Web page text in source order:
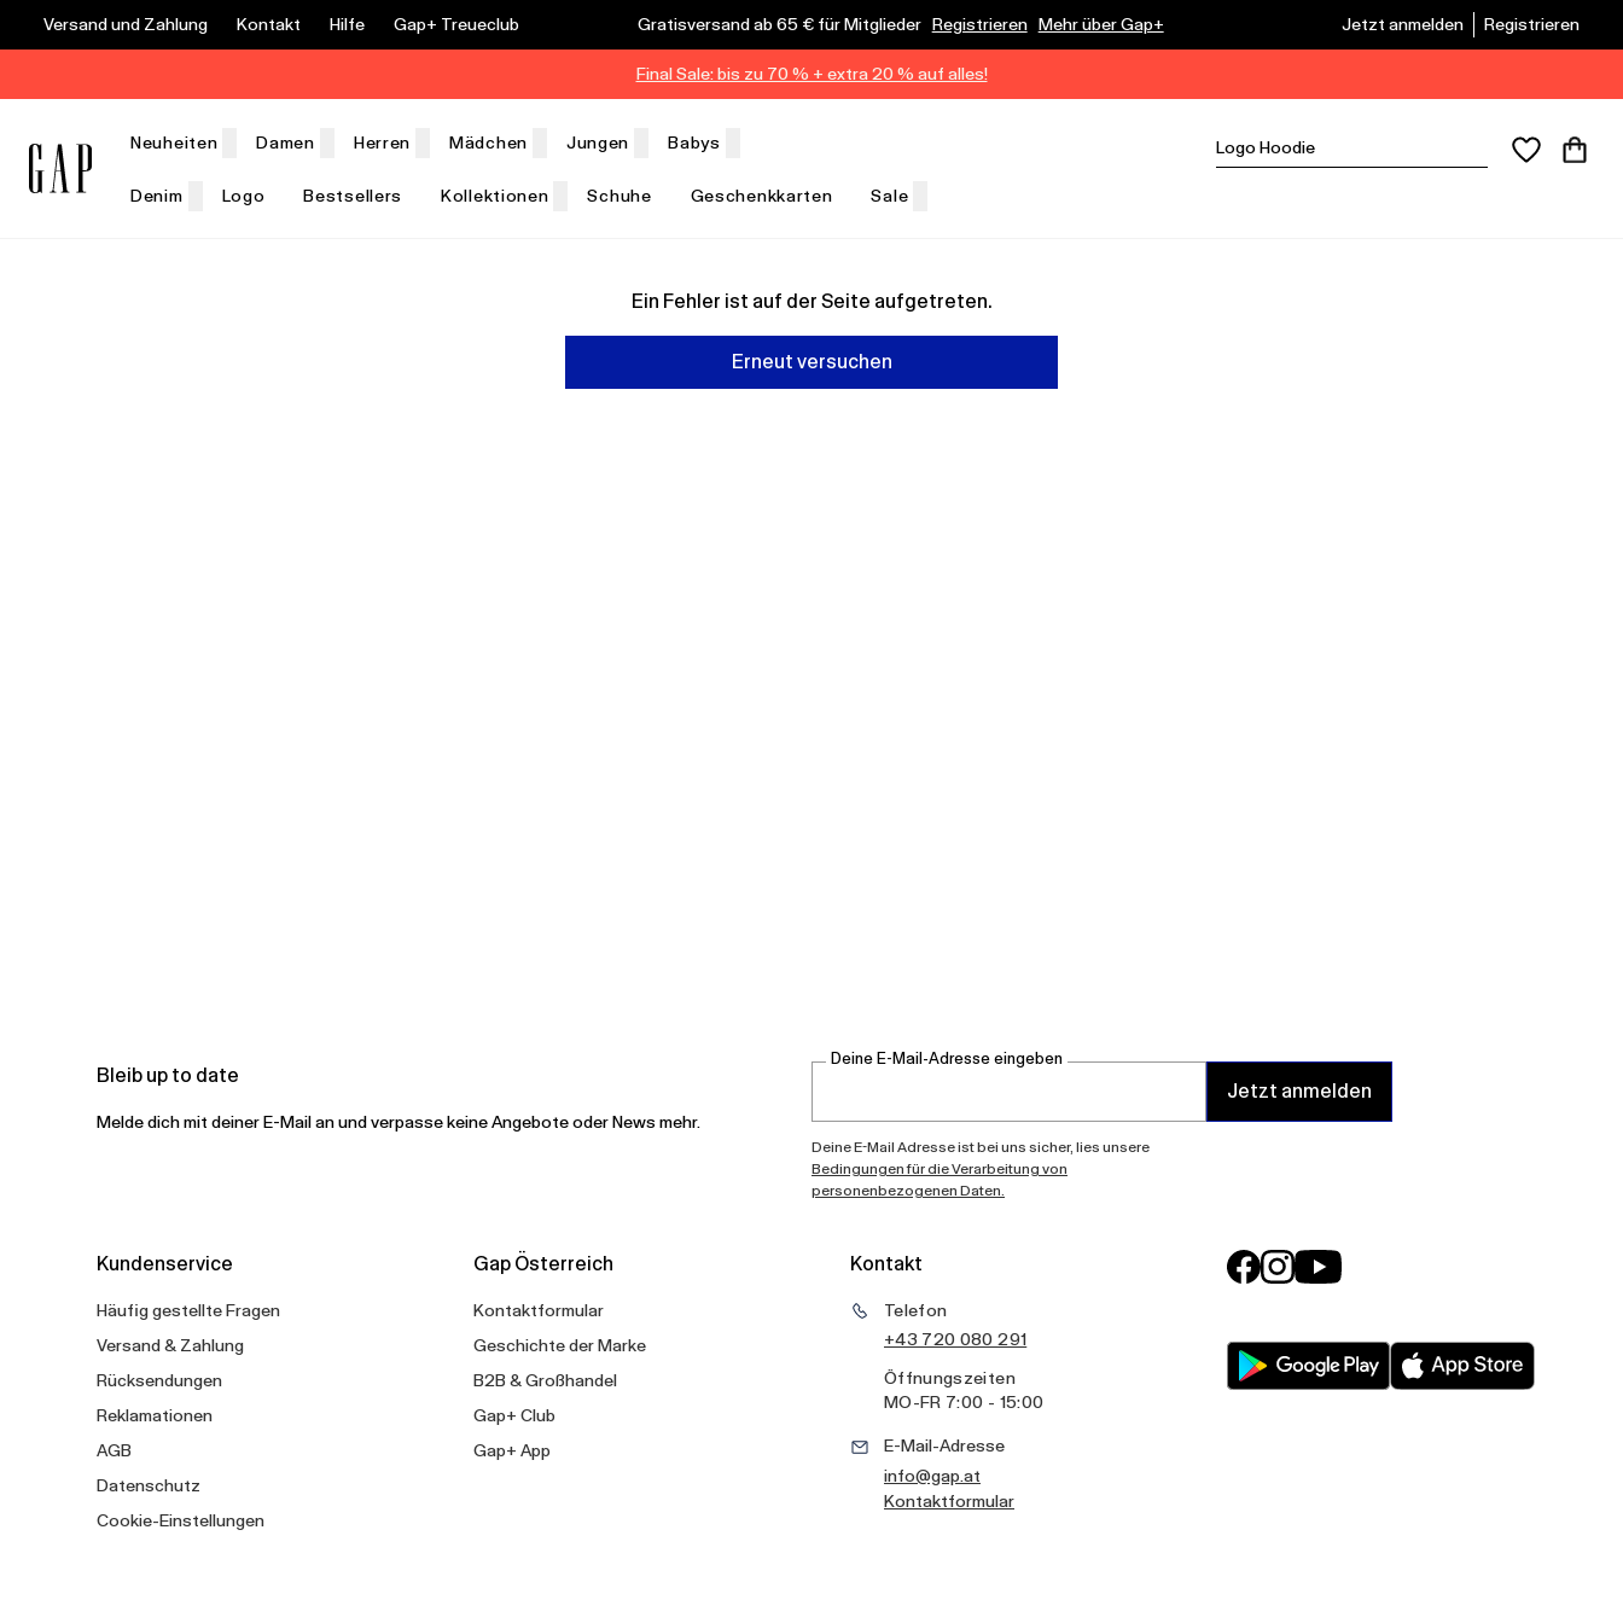
Versand und Zahlung Kontakt Hilfe Gap+ Treueclub Gratisversand ab 65 € für Mitglieder Registrieren Mehr über Gap+ Jetzt anmelden Registrieren
Final Sale: bis zu 70 % + extra 20 % auf alles!
Neuheiten Damen Herren Mädchen Jungen Babys
Denim Logo Bestsellers Kollektionen Schuhe Geschenkkarten Sale
Ein Fehler ist auf der Seite aufgetreten.
Erneut versuchen
Bleib up to date
Melde dich mit deiner E-Mail an und verpasse keine Angebote oder News mehr.
Deine E-Mail-Adresse eingeben
Jetzt anmelden
Deine E-Mail Adresse ist bei uns sicher, lies unsere
Bedingungen für die Verarbeitung von
personenbezogenen Daten.
Kundenservice
Häufig gestellte Fragen
Versand & Zahlung
Rücksendungen
Reklamationen
AGB
Datenschutz
Cookie-Einstellungen
Gap Österreich
Kontaktformular
Geschichte der Marke
B2B & Großhandel
Gap+ Club
Gap+ App
Kontakt
Telefon
+43 720 080 291
Öffnungszeiten
MO-FR 7:00 - 15:00
E-Mail-Adresse
info@gap.at
Kontaktformular